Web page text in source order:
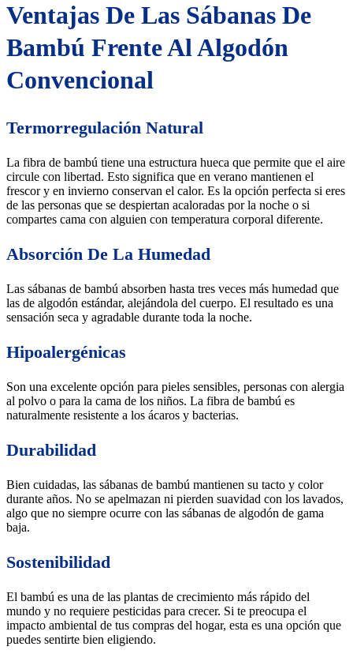
Ventajas De Las Sábanas De
Bambú Frente Al Algodón
Convencional
Termorregulación Natural
La fibra de bambú tiene una estructura hueca que permite que el aire
circule con libertad. Esto significa que en verano mantienen el
frescor y en invierno conservan el calor. Es la opción perfecta si eres
de las personas que se despiertan acaloradas por la noche o si
compartes cama con alguien con temperatura corporal diferente.
Absorción De La Humedad
Las sábanas de bambú absorben hasta tres veces más humedad que
las de algodón estándar, alejándola del cuerpo. El resultado es una
sensación seca y agradable durante toda la noche.
Hipoalergénicas
Son una excelente opción para pieles sensibles, personas con alergia
al polvo o para la cama de los niños. La fibra de bambú es
naturalmente resistente a los ácaros y bacterias.
Durabilidad
Bien cuidadas, las sábanas de bambú mantienen su tacto y color
durante años. No se apelmazan ni pierden suavidad con los lavados,
algo que no siempre ocurre con las sábanas de algodón de gama
baja.
Sostenibilidad
El bambú es una de las plantas de crecimiento más rápido del
mundo y no requiere pesticidas para crecer. Si te preocupa el
impacto ambiental de tus compras del hogar, esta es una opción que
puedes sentirte bien eligiendo.